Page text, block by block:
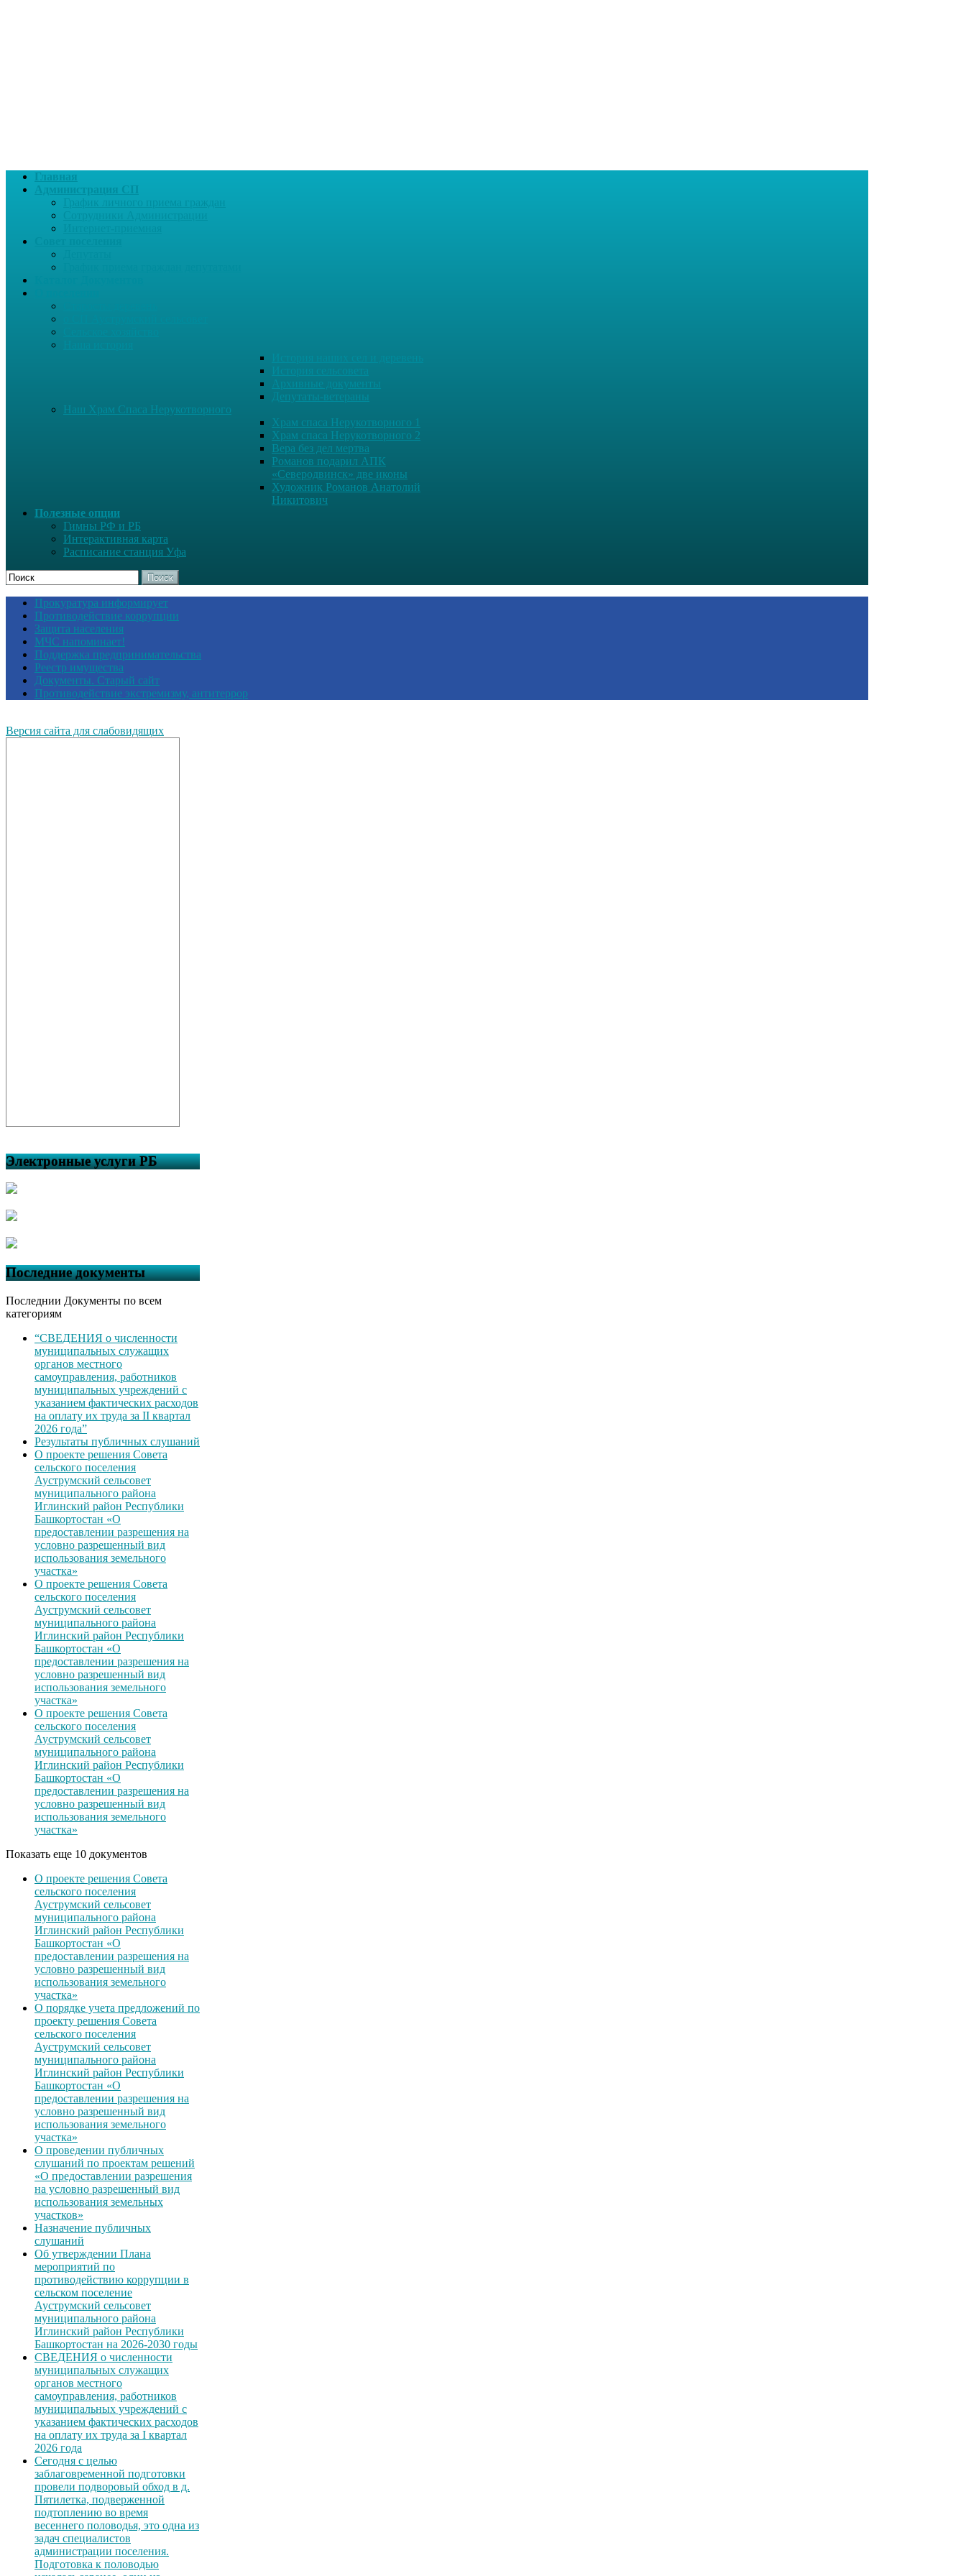
Главная
Администрация СП
Архивные документы
Депутаты-ветераны
Наш Храм Спаса Нерукотворного
Храм спаса Нерукотворного 1
Храм спаса Нерукотворного 2
Вера без дел мертва
Романов подарил АПК
«Северодвинск» две иконы
Художник Романов Анатолий
Никитович
Полезные опции
Гимны РФ и РБ
Интерактивная карта
Расписание станция Уфа
Поиск
Прокуратура информирует
Противодействие коррупции
Защита населения
МЧС напоминает!
Поддержка предпринимательства
Реестр имущества
Документы. Старый сайт
Противодействие экстремизму, антитеррор
Версия сайта для слабовидящих
Электронные услуги РБ
Последние документы
Последнии Документы по всем
категориям
“СВЕДЕНИЯ о численности
муниципальных служащих
органов местного
самоуправления, работников
муниципальных учреждений с
указанием фактических расходов
на оплату их труда за II квартал
2026 года”
Результаты публичных слушаний
О проекте решения Совета
сельского поселения
Ауструмский сельсовет
муниципального района
Иглинский район Республики
Башкортостан «О
предоставлении разрешения на
условно разрешенный вид
использования земельного
участка»
О проекте решения Совета
сельского поселения
Ауструмский сельсовет
муниципального района
Иглинский район Республики
Башкортостан «О
предоставлении разрешения на
условно разрешенный вид
использования земельного
участка»
О проекте решения Совета
сельского поселения
Ауструмский сельсовет
муниципального района
Иглинский район Республики
Башкортостан «О
предоставлении разрешения на
условно разрешенный вид
использования земельного
участка»
Показать еще 10 документов
О проекте решения Совета
сельского поселения
Ауструмский сельсовет
муниципального района
Иглинский район Республики
Башкортостан «О
предоставлении разрешения на
условно разрешенный вид
использования земельного
участка»
О порядке учета предложений по
проекту решения Совета
сельского поселения
Ауструмский сельсовет
муниципального района
Иглинский район Республики
Башкортостан «О
предоставлении разрешения на
условно разрешенный вид
использования земельного
участка»
О проведении публичных
слушаний по проектам решений
«О предоставлении разрешения
на условно разрешенный вид
использования земельных
участков»
Назначение публичных
слушаний
Об утверждении Плана
мероприятий по
противодействию коррупции в
сельском поселение
Ауструмский сельсовет
муниципального района
Иглинский район Республики
Башкортостан на 2026-2030 годы
СВЕДЕНИЯ о численности
муниципальных служащих
органов местного
самоуправления, работников
муниципальных учреждений с
указанием фактических расходов
на оплату их труда за I квартал
2026 года
Сегодня с целью
заблаговременной подготовки
провели подворовый обход в д.
Пятилетка, подверженной
подтоплению во время
весеннего половодья, это одна из
задач специалистов
администрации поселения.
Подготовка к половодью